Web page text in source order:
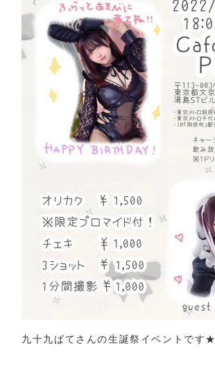
誕
祭
九十九ぱてさんの生誕祭イベントです★